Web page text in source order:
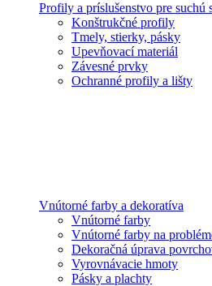
Profily a príslušenstvo pre suchú
Konštrukčné profily
Tmely, stierky, pásky
Upevňovací materiál
Závesné prvky
Ochranné profily a lišty
Vnútorné farby a dekoratíva
Vnútorné farby
Vnútorné farby na
Dekoračná úprava
Vyrovnávacie hmoty
Pásky a plachty